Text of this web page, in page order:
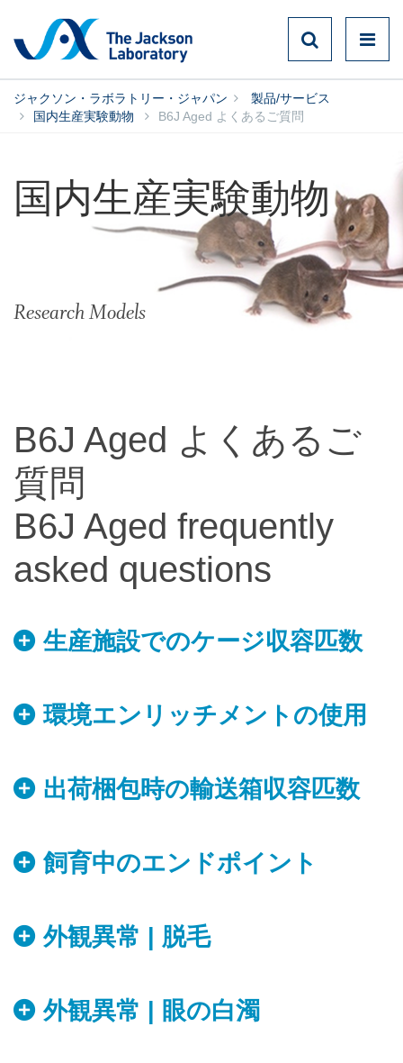
ジャクソン・ラボラトリー・ジャパン
製品/サービス
国内生産実験動物
B6J Aged よくあるご質問
国内生産実験動物
Research Models
B6J Aged よくあるご
質問
B6J Aged frequently
asked questions
生産施設でのケージ収容匹数
環境エンリッチメントの使用
出荷梱包時の輸送箱収容匹数
飼育中のエンドポイント
外観異常 | 脱毛
外観異常 | 眼の白濁